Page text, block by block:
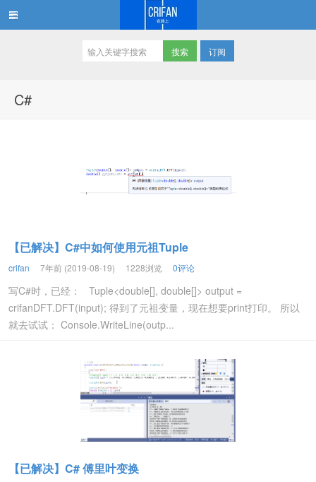
订阅
C#
【已解决】C#中如何使用元祖Tuple
crifan 7年前 (2019-08-19) 1228浏览 0评论
写C#时，已经： Tuple<double[], double[]> output =
crifanDFT.DFT(input); 得到了元祖变量，现在想要print打印。 所以
就去试试： Console.WriteLine(outp...
【已解决】C# 傅里叶变换